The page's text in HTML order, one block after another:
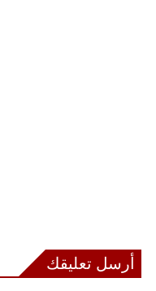
أرسل تعليقك